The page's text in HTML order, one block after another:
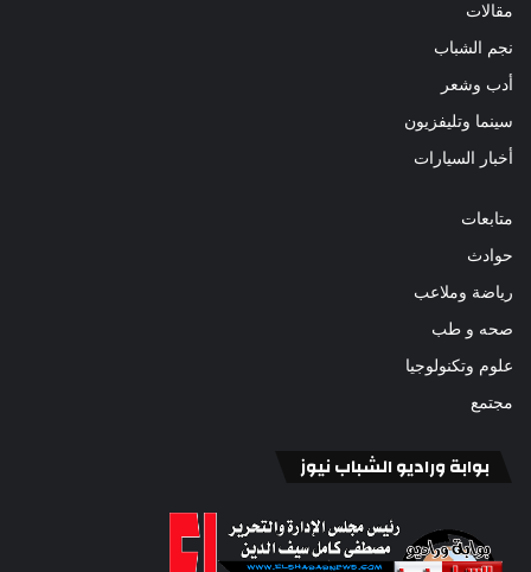
مقالات
نجم الشباب
أدب وشعر
سينما وتليفزيون
أخبار السيارات
متابعات
حوادث
رياضة وملاعب
صحه و طب
علوم وتكنولوجيا
مجتمع
بوابة وراديو الشباب نيوز